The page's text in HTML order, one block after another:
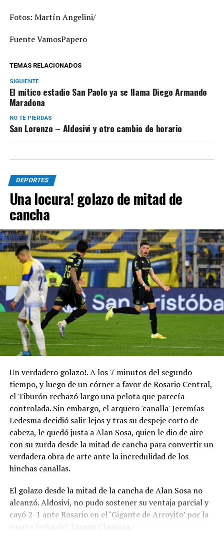
Fotos: Martín Angelini/
Fuente VamosPapero
TEMAS RELACIONADOS
SIGUIENTE
El mítico estadio San Paolo ya se llama Diego Armando
Maradona
NO TE PIERDAS
San Lorenzo – Aldosivi y otro cambio de horario
DEPORTES
Una locura! golazo de mitad de
cancha
Un verdadero golazo!. A los 7 minutos del segundo
tiempo, y luego de un córner a favor de Rosario Central,
el Tiburón rechazó largo una pelota que parecía
controlada. Sin embargo, el arquero 'canalla' Jeremías
Ledesma decidió salir lejos y tras su despeje corto de
cabeza, le quedó justa a Alan Sosa, quien le dio de aire
con su zurda desde la mitad de cancha para convertir un
verdadera obra de arte ante la incredulidad de los
hinchas canallas.
El golazo desde la mitad de la cancha de Alan Sosa no
alcanzó. Aldosivi, no pudo sostener su ventaja parcial y
cayó 2-1 ante Rosario en el ‘Gigante de Arroyito’ por la
cuarta fecha del Torneo Clausura.